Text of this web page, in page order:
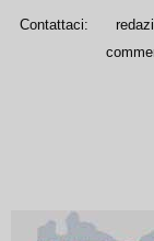
Contattaci: